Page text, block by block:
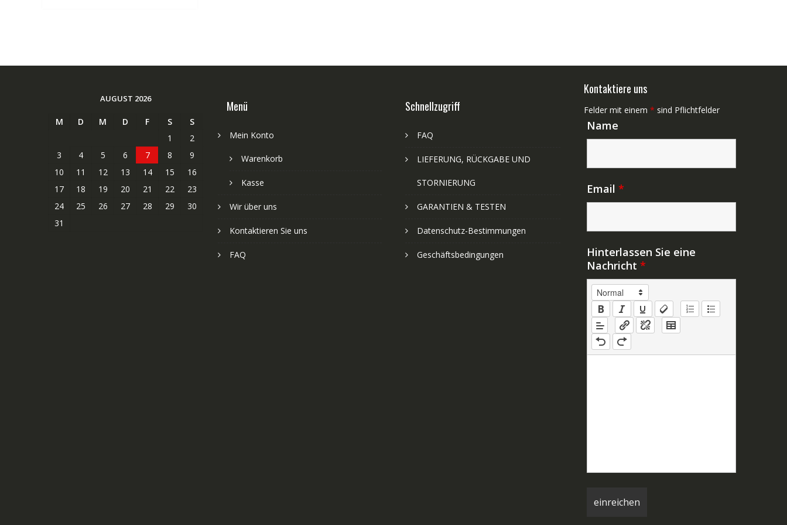
AUGUST 2026
M D M D F S
S
1
2
3
4 5 6 7 8
9
10
11 12 13 14 15
16
17
18 19 20 21 22
23
24
25 26 27 28 29
30
31
Menü
Mein Konto
Warenkorb
Kasse
Wir über uns
Kontaktieren Sie uns
FAQ
Schnellzugriff
FAQ
LIEFERUNG, RÜCKGABE UND
STORNIERUNG
GARANTIEN & TESTEN
Datenschutz-Bestimmungen
Geschäftsbedingungen
Kontaktiere uns
Felder mit einem * sind Pflichtfelder
Name
Email *
Hinterlassen Sie eine
Nachricht *